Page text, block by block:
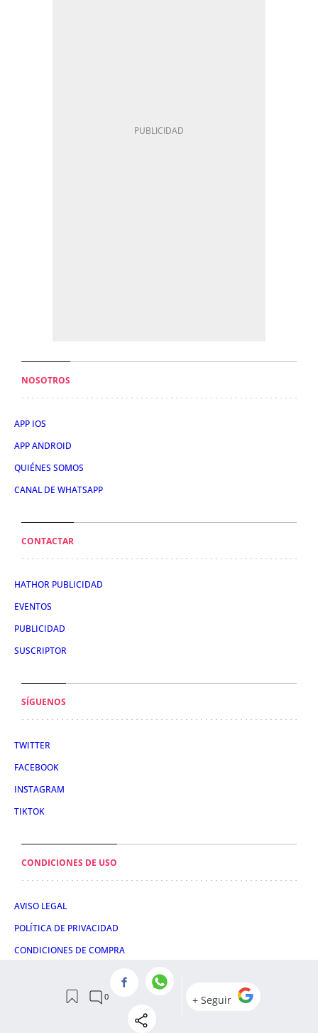
NOSOTROS
APP IOS
APP ANDROID
QUIÉNES SOMOS
CANAL DE WHATSAPP
CONTACTAR
HATHOR PUBLICIDAD
EVENTOS
PUBLICIDAD
SUSCRIPTOR
SÍGUENOS
TWITTER
FACEBOOK
INSTAGRAM
TIKTOK
CONDICIONES DE USO
AVISO LEGAL
POLÍTICA DE PRIVACIDAD
CONDICIONES DE COMPRA
AVISO DE TRANSPARENCIA